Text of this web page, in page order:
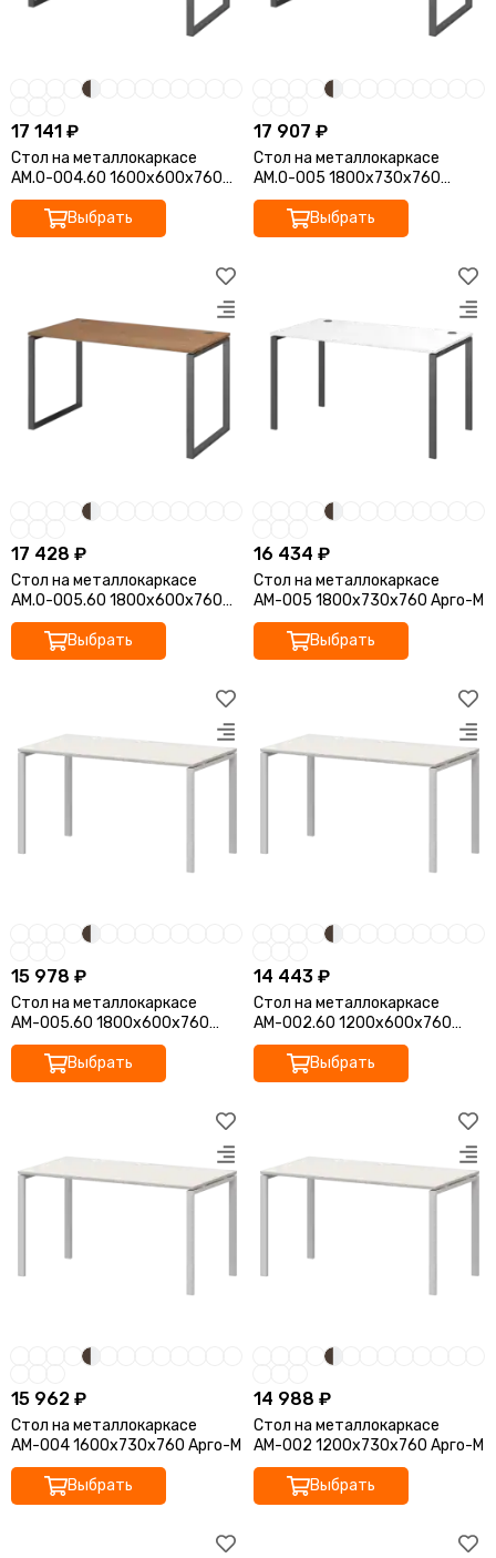
17 141 ₽
Стол на металлокаркасе
АМ.О-004.60 1600x600x760
Арго-М
Выбрать
17 907 ₽
Стол на металлокаркасе
АМ.О-005 1800x730x760
Арго-М
Выбрать
17 428 ₽
Стол на металлокаркасе
АМ.О-005.60 1800x600x760
Арго-М
Выбрать
16 434 ₽
Стол на металлокаркасе
АМ-005 1800x730x760 Арго-М
Выбрать
15 978 ₽
Стол на металлокаркасе
АМ-005.60 1800x600x760
Арго-М
Выбрать
14 443 ₽
Стол на металлокаркасе
АМ-002.60 1200x600x760
Арго-М
Выбрать
15 962 ₽
Стол на металлокаркасе
АМ-004 1600x730x760 Арго-М
Выбрать
14 988 ₽
Стол на металлокаркасе
АМ-002 1200x730x760 Арго-М
Выбрать